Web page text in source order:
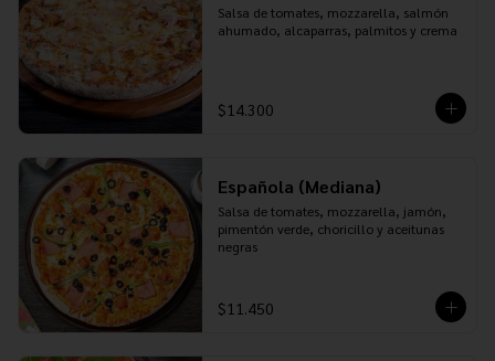
Salsa de tomates, mozzarella, salmón
ahumado, alcaparras, palmitos y crema
$14.300
Española (Mediana)
Salsa de tomates, mozzarella, jamón,
pimentón verde, choricillo y aceitunas
negras
$11.450